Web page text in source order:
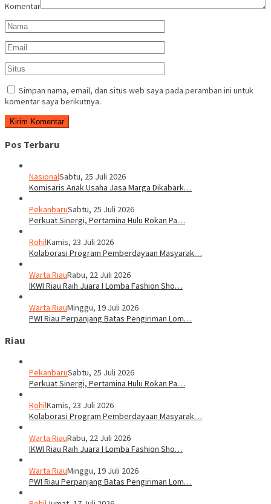
Komentar
Simpan nama, email, dan situs web saya pada peramban ini untuk
komentar saya berikutnya.
Pos Terbaru
NasionalSabtu, 25 Juli 2026
Komisaris Anak Usaha Jasa Marga Dikabark…
PekanbaruSabtu, 25 Juli 2026
Perkuat Sinergi, Pertamina Hulu Rokan Pa…
RohilKamis, 23 Juli 2026
Kolaborasi Program Pemberdayaan Masyarak…
Warta RiauRabu, 22 Juli 2026
IKWI Riau Raih Juara I Lomba Fashion Sho…
Warta RiauMinggu, 19 Juli 2026
PWI Riau Perpanjang Batas Pengiriman Lom…
Riau
PekanbaruSabtu, 25 Juli 2026
Perkuat Sinergi, Pertamina Hulu Rokan Pa…
RohilKamis, 23 Juli 2026
Kolaborasi Program Pemberdayaan Masyarak…
Warta RiauRabu, 22 Juli 2026
IKWI Riau Raih Juara I Lomba Fashion Sho…
Warta RiauMinggu, 19 Juli 2026
PWI Riau Perpanjang Batas Pengiriman Lom…